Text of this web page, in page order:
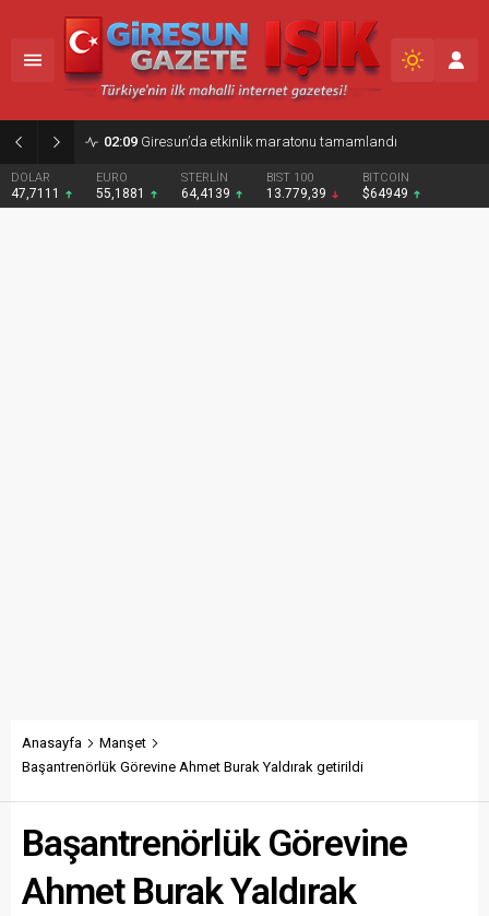
02:09 Giresun’da etkinlik maratonu tamamlandı
DOLAR
47,7111
EURO
55,1881
STERLİN
64,4139
BIST 100
13.779,39
BITCOIN
$64949
Anasayfa
Manşet
Başantrenörlük Görevine Ahmet Burak Yaldırak getirildi
Başantrenörlük Görevine
Ahmet Burak Yaldırak